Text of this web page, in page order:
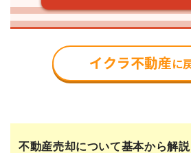
不動産売却について基本から解説